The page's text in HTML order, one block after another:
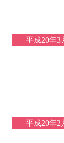
平成20年3
平成20年2